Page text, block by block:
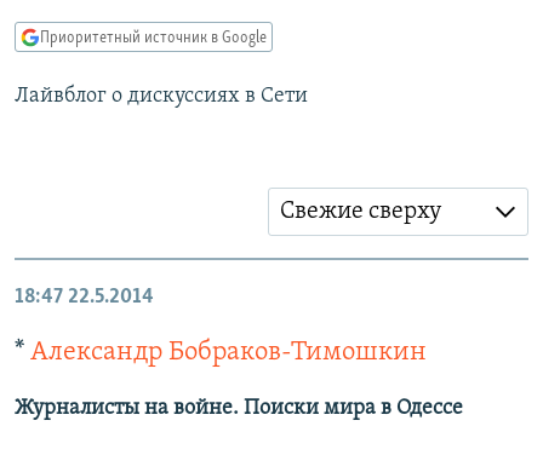
Приоритетный источник в Google
Лайвблог о дискуссиях в Сети
Свежие сверху
18:47 22.5.2014
* Александр Бобраков-Тимошкин
Журналисты на войне. Поиски мира в Одессе